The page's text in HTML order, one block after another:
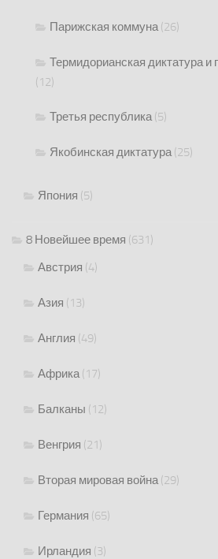
Парижская коммуна(26)
Термидорианская диктатура и
(12)
Третья республика(5)
Якобинская диктатура(25)
Япония (5)
8 Новейшее время (631)
Австрия (4)
Азия (13)
Англия (49)
Африка(17)
Балканы (12)
Венгрия (21)
Вторая мировая война(29)
Германия (65)
Ирландия (3)